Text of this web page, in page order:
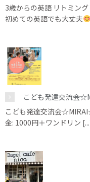
3歳からの英語 リトミン
初めての英語でも大丈夫
こども発達交流会
こども発達交流会
金: 1000円＋ワンドリン